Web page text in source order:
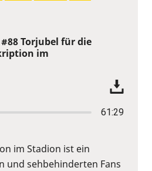
Torjubel für die
im
61:29
im Stadion ist ein
und sehbehinderten Fans